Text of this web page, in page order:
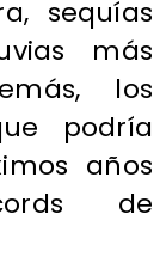
sequías
más
los
podría
años
de